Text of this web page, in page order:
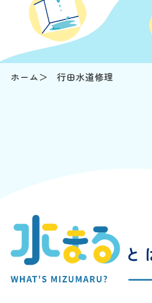
ホーム 行田水道修理